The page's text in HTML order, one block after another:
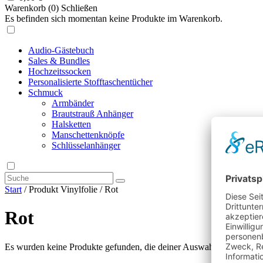
Warenkorb (0) Schließen
Es befinden sich momentan keine Produkte im Warenkorb.
Audio-Gästebuch
Sales & Bundles
Hochzeitssocken
Personalisierte Stofftaschentücher
Schmuck
Armbänder
Brautstrauß Anhänger
Halsketten
Manschettenknöpfe
Schlüsselanhänger
Start / Produkt Vinylfolie / Rot
Rot
Es wurden keine Produkte gefunden, die deiner Auswahl